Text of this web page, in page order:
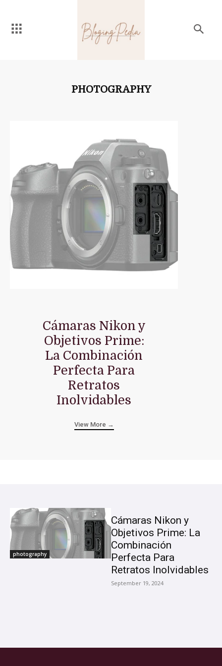
PHOTOGRAPHY
Cámaras Nikon y
Objetivos Prime:
La Combinación
Perfecta Para
Retratos
Inolvidables
View More →
photography
Cámaras Nikon y
Objetivos Prime: La
Combinación
Perfecta Para
Retratos Inolvidables
September 19, 2024